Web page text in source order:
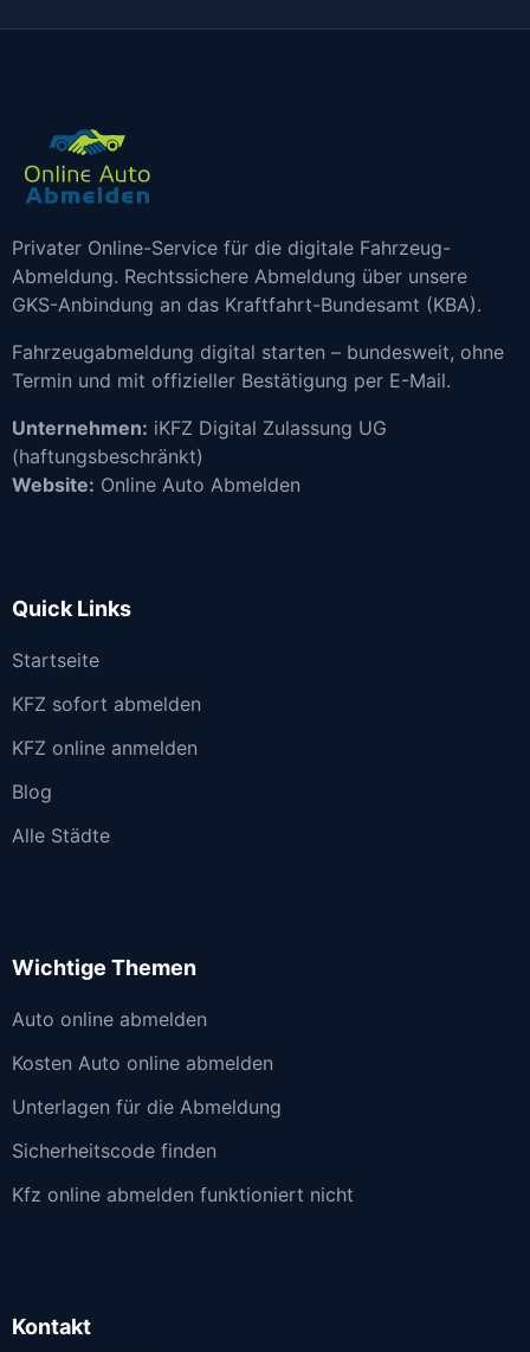
Privater Online-Service für die digitale Fahrzeug-
Abmeldung. Rechtssichere Abmeldung über unsere
GKS-Anbindung an das Kraftfahrt-Bundesamt (KBA).
Fahrzeugabmeldung digital starten – bundesweit, ohne
Termin und mit offizieller Bestätigung per E-Mail.
Unternehmen: iKFZ Digital Zulassung UG
(haftungsbeschränkt)
Website: Online Auto Abmelden
Quick Links
Startseite
KFZ sofort abmelden
KFZ online anmelden
Blog
Alle Städte
Wichtige Themen
Auto online abmelden
Kosten Auto online abmelden
Unterlagen für die Abmeldung
Sicherheitscode finden
Kfz online abmelden funktioniert nicht
Kontakt